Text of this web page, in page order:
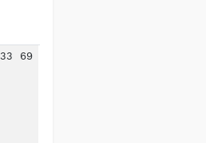
33 69